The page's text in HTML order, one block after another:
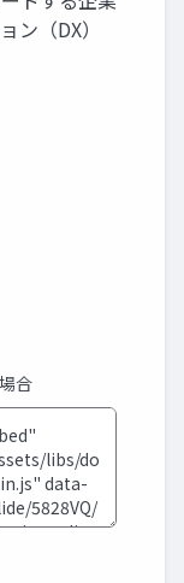
ン（DX）
合